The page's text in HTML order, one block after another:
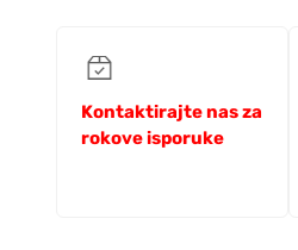
Kontaktirajte nas za
rokove isporuke